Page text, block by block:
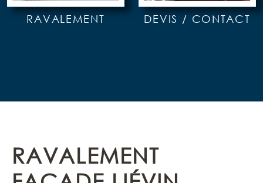
RAVALEMENT DEVIS / CONTACT
RAVALEMENT